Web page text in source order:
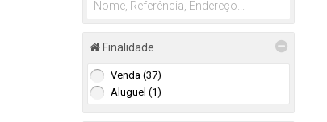
Finalidade
Venda (37)
Aluguel (1)